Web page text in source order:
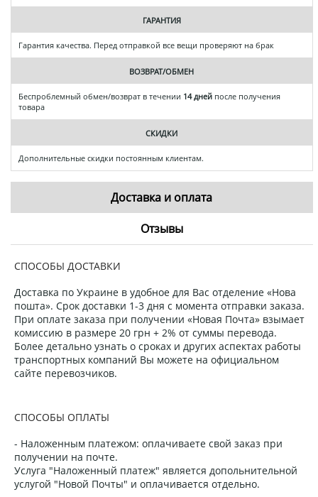
ГАРАНТИЯ
Гарантия качества. Перед отправкой все вещи проверяют на брак
ВОЗВРАТ/ОБМЕН
Беспроблемный обмен/возврат в течении 14 дней после получения
товара
СКИДКИ
Дополнительные скидки постоянным клиентам.
Доставка и оплата
Отзывы
СПОСОБЫ ДОСТАВКИ
Доставка по Украине в удобное для Вас отделение «Нова
пошта». Срок доставки 1-3 дня с момента отправки заказа.
При оплате заказа при получении «Новая Почта» взымает
комиссию в размере 20 грн + 2% от суммы перевода.
Более детально узнать о сроках и других аспектах работы
транспортных компаний Вы можете на официальном
сайте перевозчиков.
СПОСОБЫ ОПЛАТЫ
- Наложенным платежом: оплачиваете свой заказ при
получении на почте.
Услуга "Наложенный платеж" является допольнительной
услугой "Новой Почты" и оплачивается отдельно.